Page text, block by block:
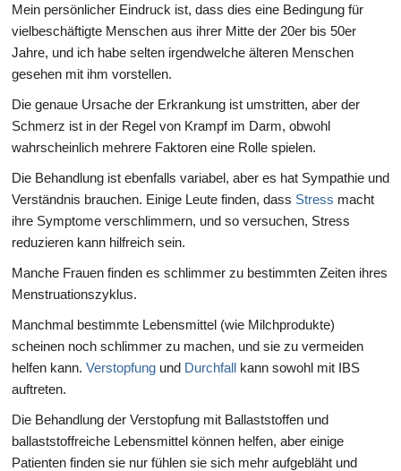
Mein persönlicher Eindruck ist, dass dies eine Bedingung für
vielbeschäftigte Menschen aus ihrer Mitte der 20er bis 50er
Jahre, und ich habe selten irgendwelche älteren Menschen
gesehen mit ihm vorstellen.
Die genaue Ursache der Erkrankung ist umstritten, aber der
Schmerz ist in der Regel von Krampf im Darm, obwohl
wahrscheinlich mehrere Faktoren eine Rolle spielen.
Die Behandlung ist ebenfalls variabel, aber es hat Sympathie und
Verständnis brauchen. Einige Leute finden, dass Stress macht
ihre Symptome verschlimmern, und so versuchen, Stress
reduzieren kann hilfreich sein.
Manche Frauen finden es schlimmer zu bestimmten Zeiten ihres
Menstruationszyklus.
Manchmal bestimmte Lebensmittel (wie Milchprodukte)
scheinen noch schlimmer zu machen, und sie zu vermeiden
helfen kann. Verstopfung und Durchfall kann sowohl mit IBS
auftreten.
Die Behandlung der Verstopfung mit Ballaststoffen und
ballaststoffreiche Lebensmittel können helfen, aber einige
Patienten finden sie nur fühlen sie sich mehr aufgebläht und